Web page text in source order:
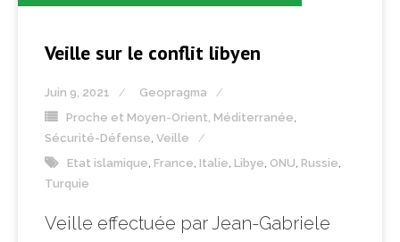
Veille sur le conflit libyen
Juin 9, 2021
Geopragma
Proche et Moyen-Orient, Méditerranée
Sécurité-Défense Veille
Etat islamique France Italie Libye ONU Russie
Turquie
Veille effectuée par Jean-Gabriele